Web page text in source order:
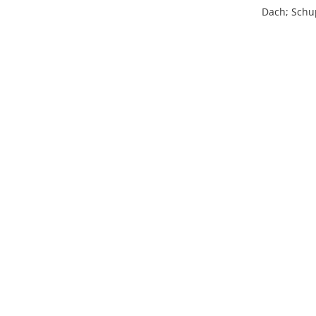
Dach;